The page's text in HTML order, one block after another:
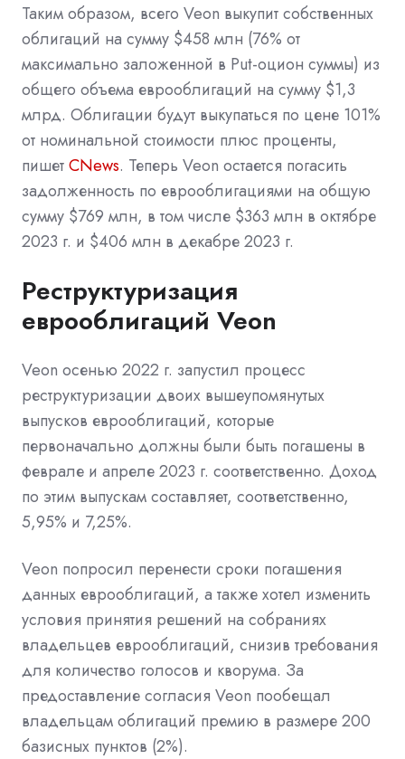
Таким образом, всего Veon выкупит собственных
облигаций на сумму $458 млн (76% от
максимально заложенной в Put-оцион суммы) из
общего объема еврооблигаций на сумму $1,3
млрд. Облигации будут выкупаться по цене 101%
от номинальной стоимости плюс проценты,
пишетCNews. Теперь Veon остается погасить
задолженность по еврооблигациями на общую
сумму $769 млн, в том числе $363 млн в октябре
2023 г. и $406 млн в декабре 2023 г.
Реструктуризация
еврооблигаций Veon
Veon осенью 2022 г. запустил процесс
реструктуризации двоих вышеупомянутых
выпусков еврооблигаций, которые
первоначально должны были быть погашены в
феврале и апреле 2023 г. соответственно. Доход
по этим выпускам составляет, соответственно,
5,95% и 7,25%.
Veon попросил перенести сроки погашения
данных еврооблигаций, а также хотел изменить
условия принятия решений на собраниях
владельцев еврооблигаций, снизив требования
для количество голосов и кворума. За
предоставление согласия Veon пообещал
владельцам облигаций премию в размере 200
базисных пунктов (2%).